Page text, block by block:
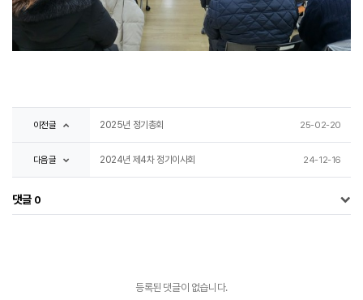
이전글 2025년 정기총회 25-02-20
다음글 2024년 제4차 정기이사회 24-12-16
댓글 0
등록된 댓글이 없습니다.